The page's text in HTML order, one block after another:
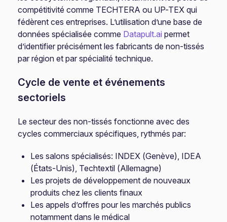
compétitivité comme TECHTERA ou UP-TEX qui
fédèrent ces entreprises. L’utilisation d’une base de
données spécialisée comme Datapult.ai permet
d’identifier précisément les fabricants de non-tissés
par région et par spécialité technique.
Cycle de vente et événements
sectoriels
Le secteur des non-tissés fonctionne avec des
cycles commerciaux spécifiques, rythmés par:
Les salons spécialisés: INDEX (Genève), IDEA
(États-Unis), Techtextil (Allemagne)
Les projets de développement de nouveaux
produits chez les clients finaux
Les appels d’offres pour les marchés publics
notamment dans le médical